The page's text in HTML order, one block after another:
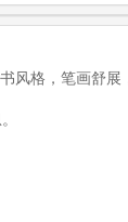
格，笔画舒